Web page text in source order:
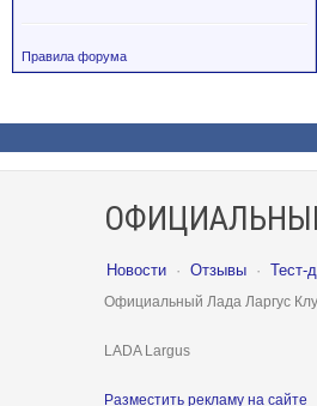
Правила форума
Новости · Отзывы · Тест-
Официальный Лада Ларгус
LADA Largus
Разместить рекламу на сайте